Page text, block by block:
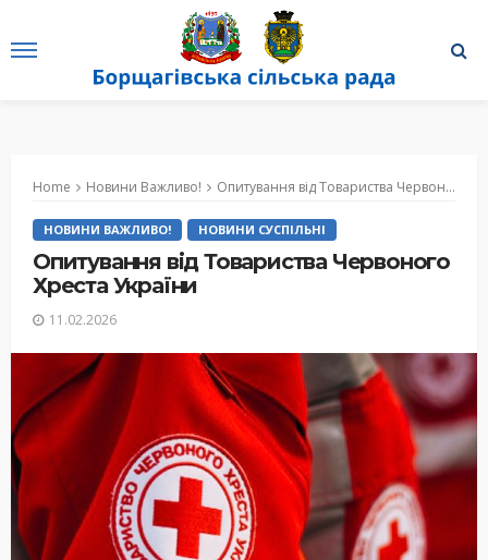
Home Новини Важливо! Опитування від Товариства Червоного Хреста України
НОВИНИ ВАЖЛИВО! НОВИНИ СУСПІЛЬНІ
Опитування від Товариства Червоного
Хреста України
11.02.2026